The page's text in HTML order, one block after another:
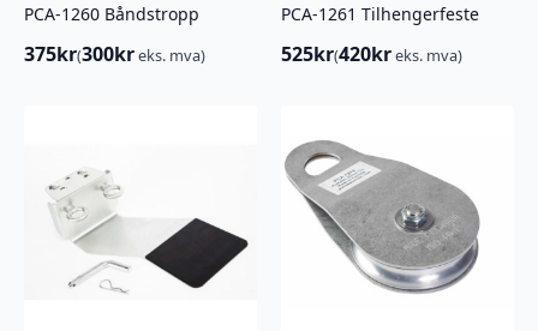
PCA-1260 Båndstropp
375kr(300kreks. mva)
PCA-1261 Tilhengerfeste
525kr(420kreks. mva)